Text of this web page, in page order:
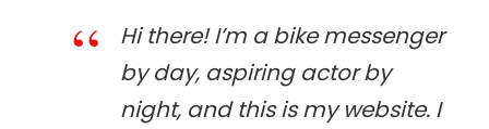
Hi there! I’m a bike messenger
by day, aspiring actor by
night, and this is my website. I